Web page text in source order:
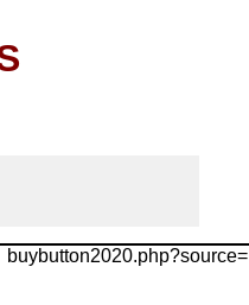
buybutton2020.php?source=